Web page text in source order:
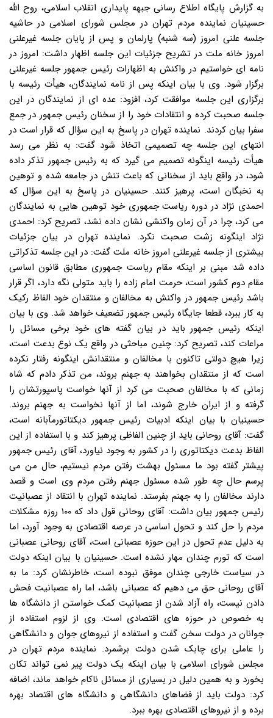
به گزارش پایگاه اطلاع رسانی جبهه پایداری انقلاب اسلامی، روح الله
حسینیان نماینده مردم تهران در مجلس شورای اسلامی در حاشیه
جلسه علنی امروز (سه شنبه) پارلمان و پس از پایان جلسه غیرعلنی
امروز خانه ملت در تشریح جزئیات این جلسه اظهار داشت: امروز در
نامه ای خواستیم در واکنش به اظهارات رئیس جمهور جلسه غیرعلنی
برگزار شود. وی با بیان اینکه پس از نامه نمایندگان، هیأت رئیسه با
برگزاری این جلسه موافقت کرد، افزود: عده ای از نمایندگان در این
جلسه صحبت کرده و انتقادات خود را از سخنان رئیس جمهور در جمع
سفرا بیان کردند. نماینده تهران در پاسخ به این سؤال که قرار است در
انتهای این جلسه چه تصمیمی اتخاذ شود گفت: به نظر می رسد
هیأت رئیسه اینگونه تصمیم می گیرد که به رئیس جمهور تذکر داده
شود، در واقع باید از سخنانی که باعث تنش در جامعه شده و توهین
به نخبگان است، پرهیز کنند. حسینیان در پاسخ به این سؤال که
احمدی نژاد در دوره ریاست جمهوری خود توهین هایی به نمایندگان
می کرد، چرا در آن زمان واکنشی نشان داده نشد، تصریح کرد: احمدی
نژاد اینگونه زشت صحبت نکرد. نماینده تهران در بیان جزئیات
بیشتری از جلسه غیرعلنی امروز خانه ملت گفت: در این جلسه تذکراتی
داده شد مبنی بر اینکه مقام ریاست جمهوری مطابق قانون اساسی
مقام دوم کشور است، حرمت امام زاده را باید متولی نگه دارد، اگر قرار
باشد رئیس جمهور در واکنش به مخالفان و منتقدان خود الفاظ رکیک
به کار ببرد، قطعا جایگاه رئیس جمهور تضعیف خواهد شد. وی با بیان
اینکه رئیس جمهور باید در بیان گفته های خود برخی مسائل را
مراعات کند، تصریح کرد: چنین مباحثی در واقع یک نوع بدعت است،
زیرا هیچ دولتی تاکنون با مخالفان و منتقدانش اینگونه رفتار نکرده
است که از منتقدان بخواهند به جهنم بروند، من تذکر دادم که شاه
زمانی که با مخالفان صحبت می کرد از آنها خواست پاسپورتشان را
گرفته و از ایران خارج شوند، اما از آنها نخواست به جهنم بروند.
حسینیان با بیان اینکه ادبیات رئیس جمهور دیکتاتورمآبانه است،
گفت: آقای روحانی باید از چنین الفاظی پرهیز کند و با استفاده از این
الفاظ بدعت دیکتاتوری را در کشور به وجود نیاورد، آقای رئیس جمهور
پیشتر گفته بود ما مسئول بهشت رفتن مردم نیستیم، حال من می
پرسم حال چه طور شده مسئول جهنم رفتن مردم وی است و قصد
دارند مخالفان را به جهنم بفرستد. نماینده تهران با انتقاد از عصبانیت
رئیس جمهور بیان داشت: آقای روحانی قول داد که ۱۰۰ روزه مشکلات
مردم را حل کند و تحول اساسی در عرصه اقتصادی به وجود آورد، اما
به دلیل عدم تحول در این حوزه عصبانی است، آقای روحانی عصبانی
است که تورم چندان مهار نشده است. حسینیان با بیان اینکه دولت
در سیاست خارجی چندان موفق نبوده است، خاطرنشان کرد: ما به
آقای روحانی حق می دهیم که عصبانی باشد، اما راه عصبانیت فحش
دادن نیست، راه آزاد شدن از عصبانیت کمک خواستن از دانشگاه ها
به خصوص در حوزه های اقتصادی است. وی از لزوم استفاده از
جوانان در دولت سخن گفت و استفاده از نیروهای جوان و دانشگاهی
را عاملی برای چابک شدن دولت برشمرد. نماینده مردم تهران در
مجلس شورای اسلامی با بیان اینکه یک دولت پیر نمی تواند تکان
بخورد و به همین دلیل در بسیاری از مسائل ناکام خواهد ماند، اضافه
کرد: دولت باید از فضاهای دانشگاهی و دانشگاه های اقتصاد بهره
برده و از نیروهای اقتصادی بهره ببرد.